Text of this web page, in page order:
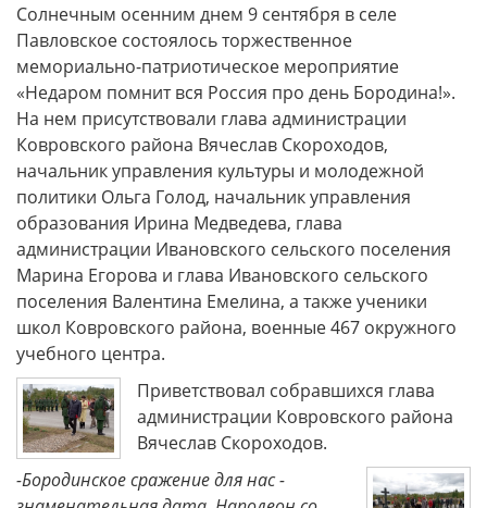
Солнечным осенним днем 9 сентября в селе
Павловское состоялось торжественное
мемориально-патриотическое мероприятие
«Недаром помнит вся Россия про день Бородина!».
На нем присутствовали глава администрации
Ковровского района Вячеслав Скороходов,
начальник управления культуры и молодежной
политики Ольга Голод, начальник управления
образования Ирина Медведева, глава
администрации Ивановского сельского поселения
Марина Егорова и глава Ивановского сельского
поселения Валентина Емелина, а также ученики
школ Ковровского района, военные 467 окружного
учебного центра.
Приветствовал собравшихся глава
администрации Ковровского района
Вячеслав Скороходов.
-Бородинское сражение для нас -